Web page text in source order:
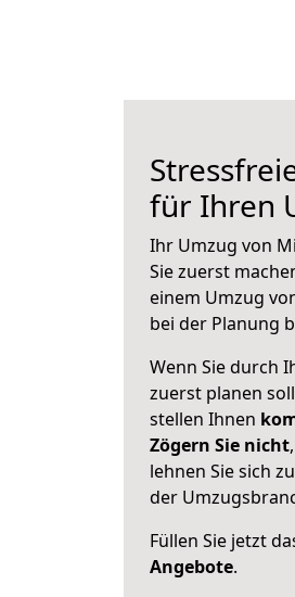
für Ihren
Ihr Umzug von
Sie zuerst
einem Umzug
bei der Planung
Wenn Sie durch
zuerst planen
stellen Ihnen
Zögern Sie nicht
lehnen Sie sich
der
Füllen Sie jetzt
Angebote.